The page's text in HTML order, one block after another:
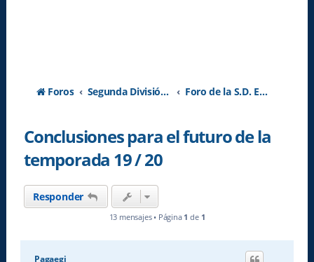
Foros Segunda División A - Temporada 2026-2027 Foro de la S.D. Eibar
Conclusiones para el futuro de la
temporada 19 / 20
Responder
13 mensajes • Página 1 de 1
Pagaegi